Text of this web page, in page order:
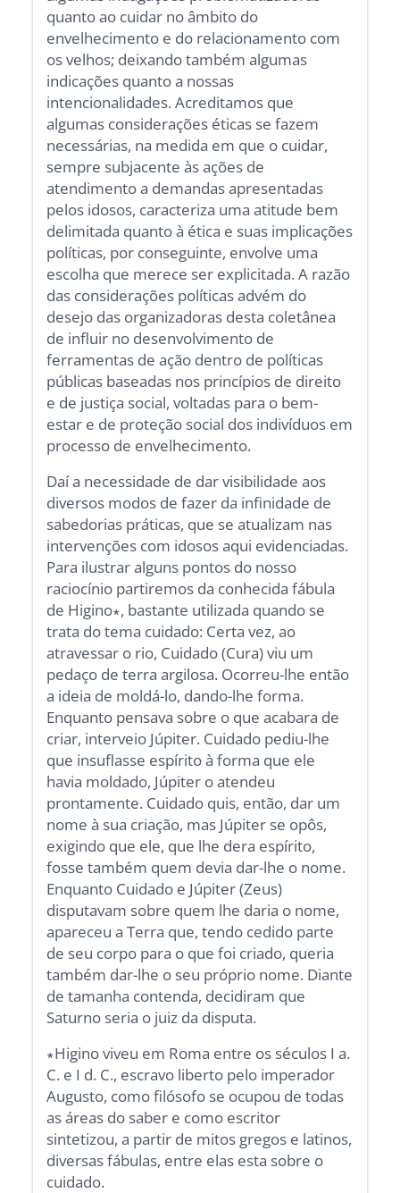
quanto ao cuidar no âmbito do
envelhecimento e do relacionamento com
os velhos; deixando também algumas
indicações quanto a nossas
intencionalidades. Acreditamos que
algumas considerações éticas se fazem
necessárias, na medida em que o cuidar,
sempre subjacente às ações de
atendimento a demandas apresentadas
pelos idosos, caracteriza uma atitude bem
delimitada quanto à ética e suas implicações
políticas, por conseguinte, envolve uma
escolha que merece ser explicitada. A razão
das considerações políticas advém do
desejo das organizadoras desta coletânea
de influir no desenvolvimento de
ferramentas de ação dentro de políticas
públicas baseadas nos princípios de direito
e de justiça social, voltadas para o bem-
estar e de proteção social dos indivíduos em
processo de envelhecimento.
Daí a necessidade de dar visibilidade aos
diversos modos de fazer da infinidade de
sabedorias práticas, que se atualizam nas
intervenções com idosos aqui evidenciadas.
Para ilustrar alguns pontos do nosso
raciocínio partiremos da conhecida fábula
de Higino∗, bastante utilizada quando se
trata do tema cuidado: Certa vez, ao
atravessar o rio, Cuidado (Cura) viu um
pedaço de terra argilosa. Ocorreu-lhe então
a ideia de moldá-lo, dando-lhe forma.
Enquanto pensava sobre o que acabara de
criar, interveio Júpiter. Cuidado pediu-lhe
que insuflasse espírito à forma que ele
havia moldado, Júpiter o atendeu
prontamente. Cuidado quis, então, dar um
nome à sua criação, mas Júpiter se opôs,
exigindo que ele, que lhe dera espírito,
fosse também quem devia dar-lhe o nome.
Enquanto Cuidado e Júpiter (Zeus)
disputavam sobre quem lhe daria o nome,
apareceu a Terra que, tendo cedido parte
de seu corpo para o que foi criado, queria
também dar-lhe o seu próprio nome. Diante
de tamanha contenda, decidiram que
Saturno seria o juiz da disputa.
∗Higino viveu em Roma entre os séculos I a.
C. e I d. C., escravo liberto pelo imperador
Augusto, como filósofo se ocupou de todas
as áreas do saber e como escritor
sintetizou, a partir de mitos gregos e latinos,
diversas fábulas, entre elas esta sobre o
cuidado.